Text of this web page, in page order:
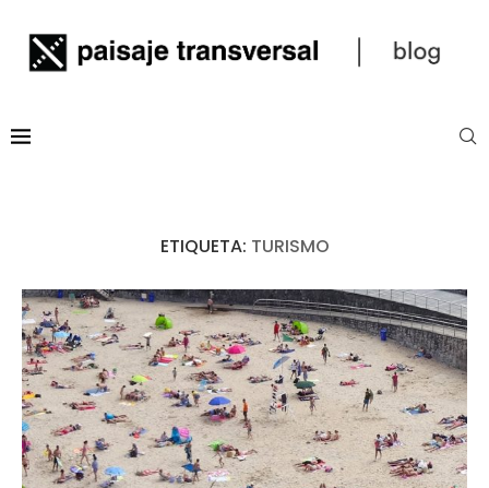
ETIQUETA: TURISMO